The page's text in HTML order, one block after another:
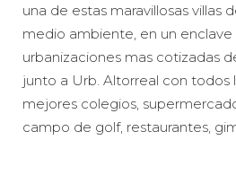
una de estas maravillosas villas
medio ambiente, en un enclave
urbanizaciones mas cotizadas
junto a Urb. Altorreal con todos
mejores colegios,
campo de golf, restaurantes,